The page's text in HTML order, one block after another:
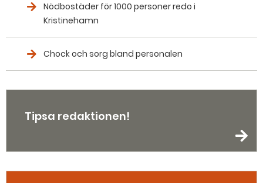
Nödbostäder för 1000 personer redo i
Kristinehamn
Chock och sorg bland personalen
Tipsa redaktionen!